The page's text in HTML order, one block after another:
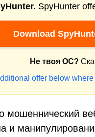
SpyHunter
Download
Не твоя ОС?
offer below
и